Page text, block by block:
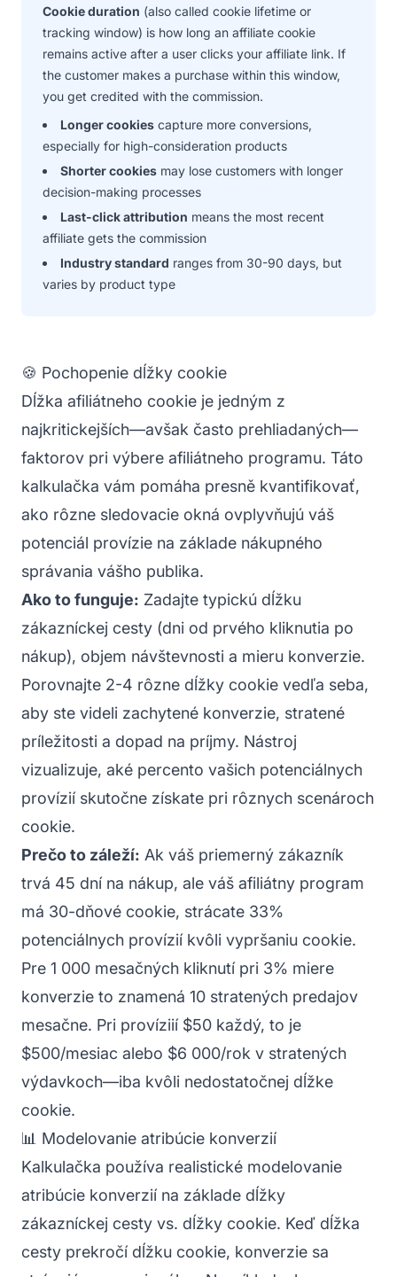
Cookie duration (also called cookie lifetime or
tracking window) is how long an affiliate cookie
remains active after a user clicks your affiliate link. If
the customer makes a purchase within this window,
you get credited with the commission.
Longer cookies capture more conversions,
especially for high-consideration products
Shorter cookies may lose customers with longer
decision-making processes
Last-click attribution means the most recent
affiliate gets the commission
Industry standard ranges from 30-90 days, but
varies by product type
🍪 Pochopenie dĺžky cookie
Dĺžka afiliátneho cookie je jedným z
najkritickejších—avšak často prehliadaných—
faktorov pri výbere afiliátneho programu. Táto
kalkulačka vám pomáha presně kvantifikovať,
ako rôzne sledovacie okná ovplyvňujú váš
potenciál provízie na základe nákupného
správania vášho publika.
Ako to funguje: Zadajte typickú dĺžku
zákazníckej cesty (dni od prvého kliknutia po
nákup), objem návštevnosti a mieru konverzie.
Porovnajte 2-4 rôzne dĺžky cookie vedľa seba,
aby ste videli zachytené konverzie, stratené
príležitosti a dopad na príjmy. Nástroj
vizualizuje, aké percento vašich potenciálnych
provízií skutočne získate pri rôznych scenároch
cookie.
Prečo to záleží: Ak váš priemerný zákazník
trvá 45 dní na nákup, ale váš afiliátny program
má 30-dňové cookie, strácate 33%
potenciálnych provízií kvôli vypršaniu cookie.
Pre 1 000 mesačných kliknutí pri 3% miere
konverzie to znamená 10 stratených predajov
mesačne. Pri províziií $50 každý, to je
$500/mesiac alebo $6 000/rok v stratených
výdavkoch—iba kvôli nedostatočnej dĺžke
cookie.
📊 Modelovanie atribúcie konverzií
Kalkulačka používa realistické modelovanie
atribúcie konverzií na základe dĺžky
zákazníckej cesty vs. dĺžky cookie. Keď dĺžka
cesty prekročí dĺžku cookie, konverzie sa